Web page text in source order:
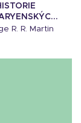
R. R. Martin